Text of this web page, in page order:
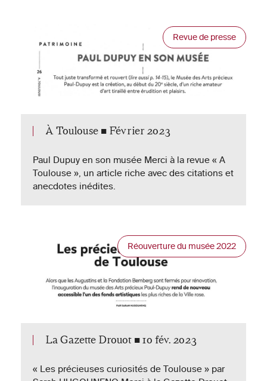
Revue de presse
À Toulouse ■ Février 2023
Paul Dupuy en son musée Merci à la revue « A
Toulouse », un article riche avec des citations et
anecdotes inédites.
Réouverture du musée 2022
La Gazette Drouot ■ 10 fév. 2023
« Les précieuses curiosités de Toulouse » par